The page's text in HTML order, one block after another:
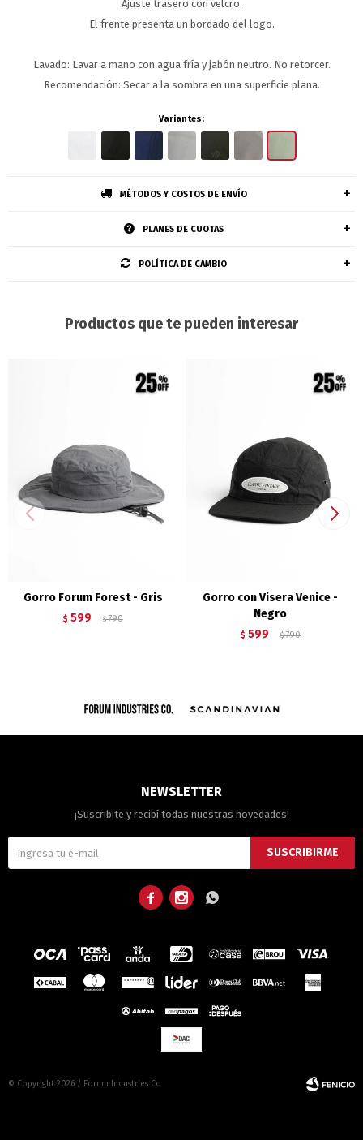
Ajuste trasero con velcro.
El frente presenta un bordado del logo.
Lavado: Lavar a mano con agua fría y jabón neutro. No retorcer.
Recomendación: Secar a la sombra en una superficie plana.
Variantes:
MÉTODOS Y COSTOS DE ENVÍO
PLANES DE CUOTAS
POLÍTICA DE CAMBIO
Productos que te pueden interesar
Gorro Forum Forest - Gris
$ 599 $ 790
Gorro con Visera Venice -
Negro
$ 599 $ 790
NEWSLETTER
¡Suscribite y recibí todas nuestras novedades!
SUSCRIBIRME
  
© Copyright 2026 / Forum Industries Co